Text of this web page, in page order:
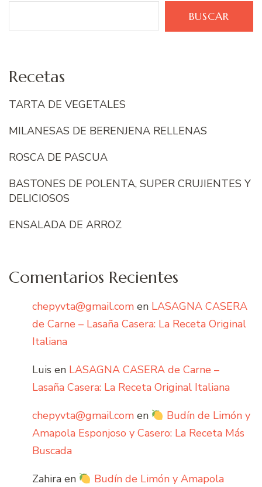
BUSCAR
Recetas
TARTA DE VEGETALES
MILANESAS DE BERENJENA RELLENAS
ROSCA DE PASCUA
BASTONES DE POLENTA, SUPER CRUJIENTES Y
DELICIOSOS
ENSALADA DE ARROZ
Comentarios Recientes
chepyvta@gmail.com en LASAGNA CASERA
de Carne – Lasaña Casera: La Receta Original
Italiana
Luis en LASAGNA CASERA de Carne –
Lasaña Casera: La Receta Original Italiana
chepyvta@gmail.com en
Budín de Limón y
Amapola Esponjoso y Casero: La Receta Más
Buscada
Zahira en
Budín de Limón y Amapola